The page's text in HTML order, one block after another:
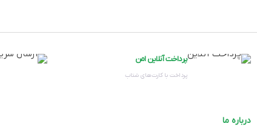
تعداد پورت USB
پرداخت آنلاین امن
پرداخت با کارت‌های شتاب
درباره ما